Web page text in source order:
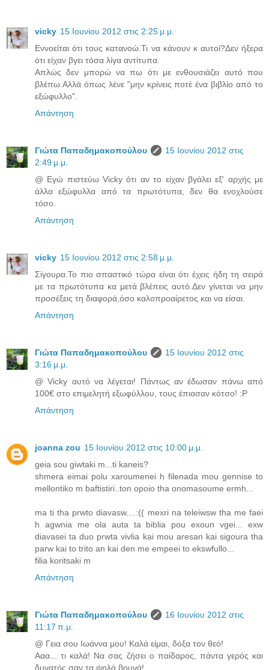
vicky 15 Ιουνίου 2012 στις 2:25 μ.μ.
Εννοείται ότι τους κατανοώ.Τι να κάνουν κ αυτοί?Δεν ήξερα
ότι είχαν βγει τόσα λίγα αντίτυπα.
Απλώς δεν μπορώ να πω ότι με ενθουσιάζει αυτό που
βλέπω.Αλλά όπως λένε "μην κρίνεις ποτέ ένα βιβλίο από το
εξώφυλλο".
Απάντηση
Γιώτα Παπαδημακοπούλου
15 Ιουνίου 2012 στις
2:49 μ.μ.
@ Εγώ πιστεύω Vicky ότι αν το είχαν βγάλει εξ' αρχής με
άλλα εξώφυλλα από τα πρωτότυπα, δεν θα ενοχλούσε
τόσο.
Απάντηση
vicky 15 Ιουνίου 2012 στις 2:58 μ.μ.
Σίγουρα.Το πιο σπαστικό τώρα είναι ότι έχεις ήδη τη σειρά
με τα πρωτότυπα κα μετά βλέπεις αυτό.Δεν γίνεται να μην
προσέξεις τη διαφορά,όσο καλοπροαίρετος και να είσαι.
Απάντηση
Γιώτα Παπαδημακοπούλου
15 Ιουνίου 2012 στις
3:16 μ.μ.
@ Vicky αυτό να λέγεται! Πάντως αν έδωσαν πάνω από
100€ στο επιμελητή εξωφύλλου, τους έπιασαν κότσο! :P
Απάντηση
joanna zou 15 Ιουνίου 2012 στις 10:00 μ.μ.
geia sou giwtaki m...ti kaneis?
shmera eimai polu xaroumenei h filenada mou gennise to
mellontiko m baftistiri..ton opoio tha onomasoume ermh...
ma ti tha prwto diavasw....:(( mexri na teleiwsw tha me faei
h agwnia me ola auta ta biblia pou exoun vgei... exw
diavasei ta duo prwta vivlia kai mou aresan kai sigoura tha
parw kai to trito an kai den me empeei to ekswfullo...
filia koritsaki m
Απάντηση
Γιώτα Παπαδημακοπούλου
16 Ιουνίου 2012 στις
11:17 π.μ.
@ Γεια σου Ιωάννα μου! Καλά είμαι, δόξα τον θεό!
Ααα... τι καλά! Να σας ζήσει ο παίδαρος, πάντα γερός και
δυνατός σαν τα ψηλά βουνά!